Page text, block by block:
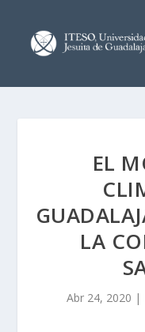
EL
LA
Abr 24, 2020 |